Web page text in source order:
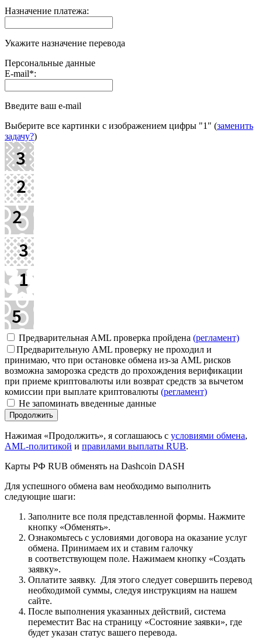
Назначение платежа:
Укажите назначение перевода
Персональные данные
E-mail*:
Введите ваш e-mail
Выберите все картинки с изображением цифры "1" (заменить
задачу?)
Предварительная AML проверка пройдена (регламент)
Предварительную AML проверку не проходил и
принимаю, что при остановке обмена из-за AML рисков
возможна заморозка средств до прохождения верификации
при приеме криптовалюты или возврат средств за вычетом
комиссии при выплате криптовалюты (регламент)
Не запоминать введенные данные
Нажимая «Продолжить», я соглашаюсь с условиями обмена,
AML-политикой и правилами выплаты RUB.
Карты РФ RUB обменять на Dashcoin DASH
Для успешного обмена вам необходимо выполнить
следующие шаги:
Заполните все поля представленной формы. Нажмите
кнопку «Обменять».
Ознакомьтесь с условиями договора на оказание услуг
обмена. Принимаем их и ставим галочку
в соответствующем поле. Нажимаем кнопку «Создать
заявку».
Оплатите заявку. Для этого следует совершить перевод
необходимой суммы, следуя инструкциям на нашем
сайте.
После выполнения указанных действий, система
переместит Вас на страницу «Состояние заявки», где
будет указан статус вашего перевода.